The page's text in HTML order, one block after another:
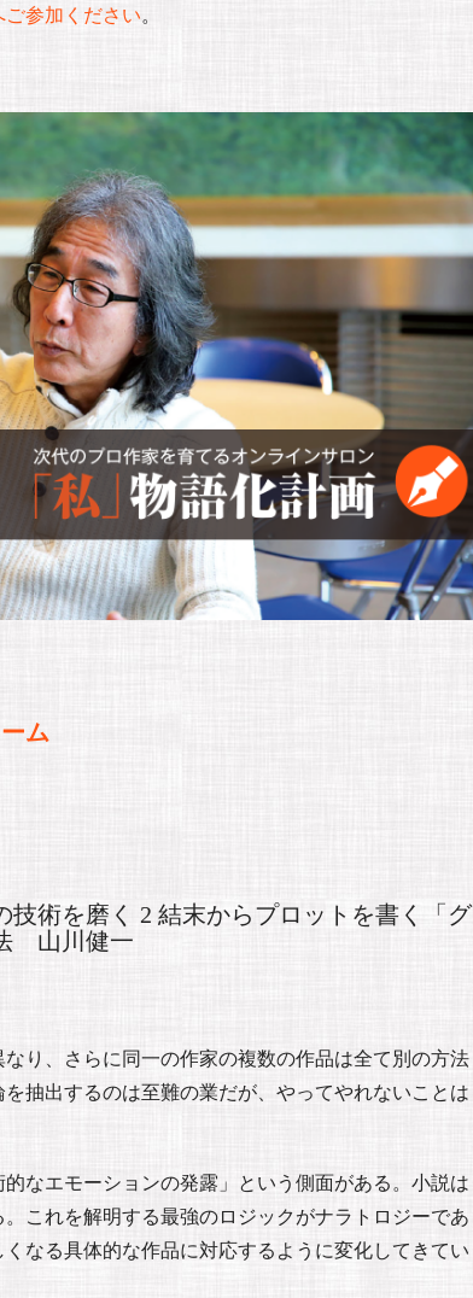
参加ください。
ム
術を磨く 2 結末からプロットを書く「グ
山川健一
り、さらに同一の作家の複数の作品は全て別の方法
抽出するのは至難の業だが、やってやれないことは
なエモーションの発露」という側面がある。小説は
これを解明する最強のロジックがナラトロジーであ
なる具体的な作品に対応するように変化してきてい